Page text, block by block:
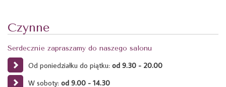
Czynne
Serdecznie zapraszamy do naszego salonu
Od poniedziałku do piątku: od 9.30 - 20.00
W soboty: od 9.00 - 14.30